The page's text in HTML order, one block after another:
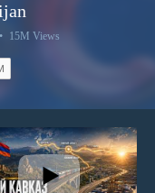
• 15M Views